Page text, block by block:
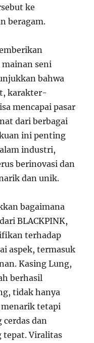
ke
beragam.
seni
bahwa
karakter-
mencapai pasar
dari berbagai
ini penting
industri,
berinovasi dan
dan unik.
bagaimana
BLACKPINK,
terhadap
aspek, termasuk
Kasing Lung,
berhasil
tidak hanya
tetapi
dan
tepat. Viralitas